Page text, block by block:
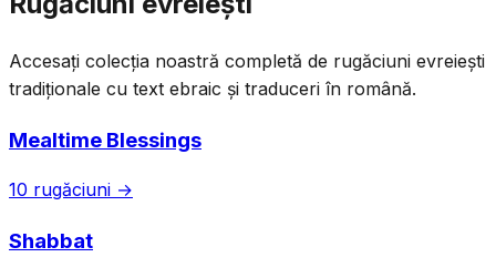
Accesați colecția noastră completă de rugăciuni evreiești
tradiționale cu text ebraic și traduceri în română.
Mealtime Blessings
10 rugăciuni →
Shabbat